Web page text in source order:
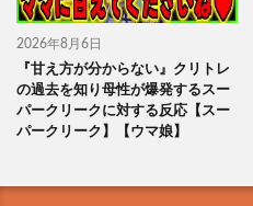
2026年8月6日
『甘え方が分からない』クリトレ
の過去を知り母性が爆発するスー
パークリークに対する反応【スー
パークリーク】【ウマ娘】